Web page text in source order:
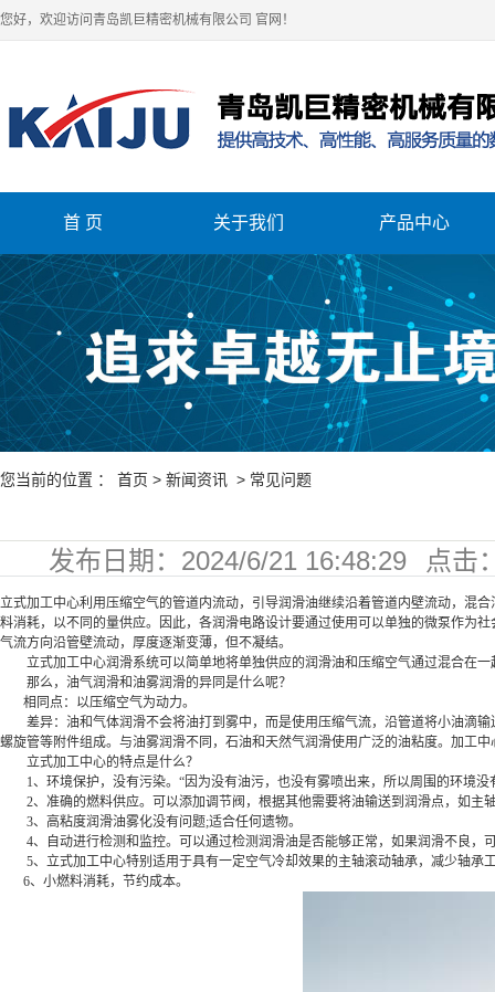
您好，欢迎访问青岛凯巨精密机械有限公司 官网！
首 页 关于我们
关于我们
产品中心
车床
立式加工中心
卧式加工中心
您当前的位置 ： 首页 > 新闻资讯 > 常见问题
发布日期： 2024/6/21 16:48:29
点击
336
立式加工中心利用压缩空气的管道内流动，引导润滑油继续沿着管道内壁流动，混
料消耗，以不同的量供应。因此，各润滑电路设计要通过使用可以单独的微泵作为
气流方向沿管壁流动，厚度逐渐变薄，但不凝结。
立式加工中心润滑系统可以简单地将单独供应的润滑油和压缩空气通过混合在一
那么，油气润滑和油雾润滑的异同是什么呢？
相同点：以压缩空气为动力。
差异：油和气体润滑不会将油打到雾中，而是使用压缩气流，沿管道将小油滴输
螺旋管等附件组成。与油雾润滑不同，石油和天然气润滑使用广泛的油粘度。加工
立式加工中心的特点是什么？
1、环境保护，没有污染。“因为没有油污，也没有雾喷出来，所以周围的环境没
2、准确的燃料供应。可以添加调节阀，根据其他需要将油输送到润滑点，如主
3、高粘度润滑油雾化没有问题;适合任何遗物。
4、自动进行检测和监控。可以通过检测润滑油是否能够正常，如果润滑不良，
5、立式加工中心特别适用于具有一定空气冷却效果的主轴滚动轴承，减少轴承
6、小燃料消耗，节约成本。